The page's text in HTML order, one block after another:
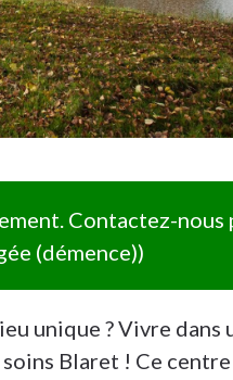
Contactez-
(démence))
unique ? Vivre dans
Blaret ! Ce